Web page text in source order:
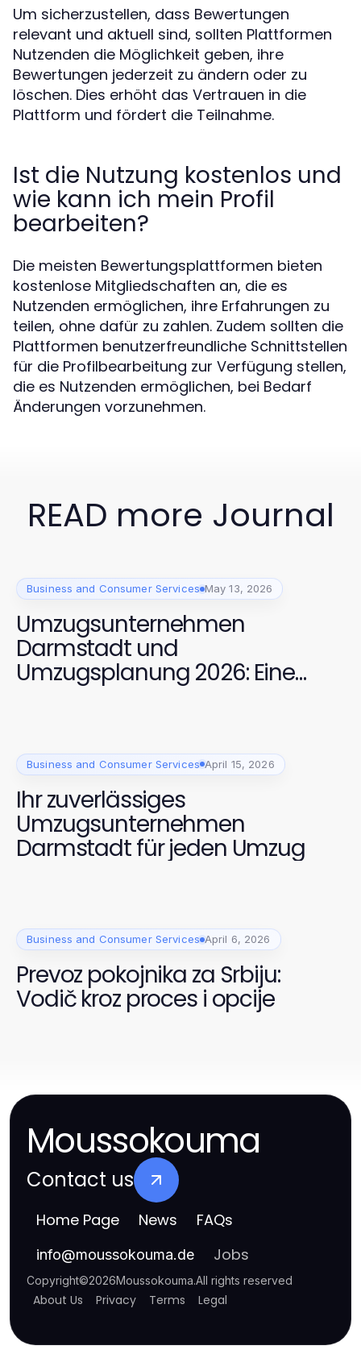
Um sicherzustellen, dass Bewertungen
relevant und aktuell sind, sollten Plattformen
Nutzenden die Möglichkeit geben, ihre
Bewertungen jederzeit zu ändern oder zu
löschen. Dies erhöht das Vertrauen in die
Plattform und fördert die Teilnahme.
Ist die Nutzung kostenlos und
wie kann ich mein Profil
bearbeiten?
Die meisten Bewertungsplattformen bieten
kostenlose Mitgliedschaften an, die es
Nutzenden ermöglichen, ihre Erfahrungen zu
teilen, ohne dafür zu zahlen. Zudem sollten die
Plattformen benutzerfreundliche Schnittstellen
für die Profilbearbeitung zur Verfügung stellen,
die es Nutzenden ermöglichen, bei Bedarf
Änderungen vorzunehmen.
READ more Journal
Business and Consumer Services May 13, 2026
Umzugsunternehmen
Darmstadt und
Umzugsplanung 2026: Eine
strategische Kombination für
Business and Consumer Services April 15, 2026
Ihr zuverlässiges
Umzugsunternehmen
Darmstadt für jeden Umzug
Business and Consumer Services April 6, 2026
Prevoz pokojnika za Srbiju:
Vodič kroz proces i opcije
Moussokouma
Contact us
Home Page News FAQs
info@moussokouma.de Jobs
Copyright©2026Moussokouma.All rights reserved
About Us Privacy Terms Legal